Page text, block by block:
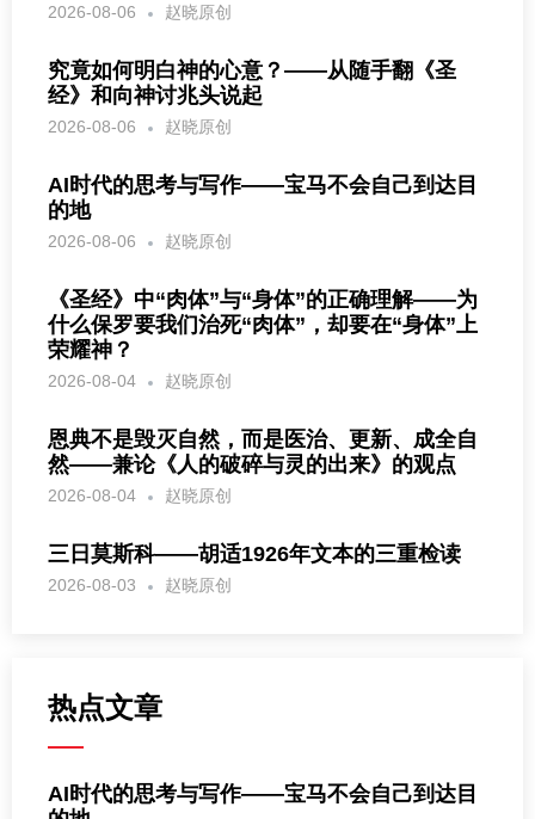
2026-08-06 赵晓原创
究竟如何明白神的心意？——从随手翻《圣
经》和向神讨兆头说起
2026-08-06 赵晓原创
AI时代的思考与写作——宝马不会自己到达目
的地
2026-08-06 赵晓原创
《圣经》中“肉体”与“身体”的正确理解——为
什么保罗要我们治死“肉体”，却要在“身体”上
荣耀神？
2026-08-04 赵晓原创
恩典不是毁灭自然，而是医治、更新、成全自
然——兼论《人的破碎与灵的出来》的观点
2026-08-04 赵晓原创
三日莫斯科——胡适1926年文本的三重检读
2026-08-03 赵晓原创
热点文章
AI时代的思考与写作——宝马不会自己到达目